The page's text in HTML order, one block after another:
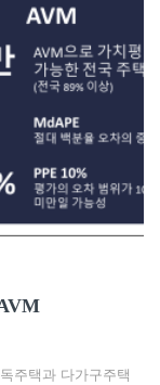
주택과 다가구주택